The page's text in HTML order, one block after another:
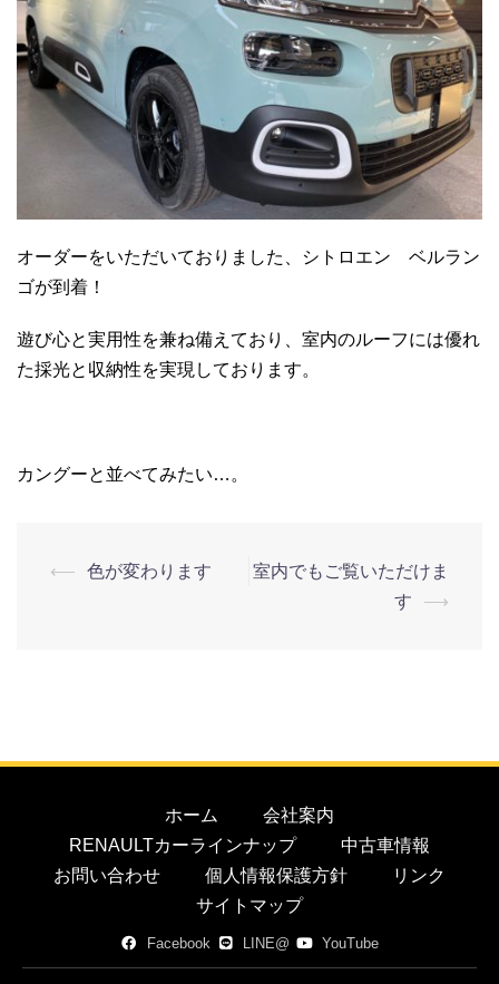
オーダーをいただいておりました、シトロエン ベルラン
ゴが到着！
遊び心と実用性を兼ね備えており、室内のルーフには優れ
た採光と収納性を実現しております。
カングーと並べてみたい…。
⟵ 色が変わります
室内でもご覧いただけま
す
⟶
ホーム
会社案内
RENAULTカーラインナップ
中古車情報
お問い合わせ
個人情報保護方針
リンク
サイトマップ
Facebook LINE@ YouTube